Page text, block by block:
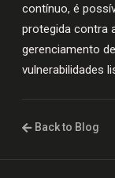
contínuo, é
protegida contra
gerenciamento
vulnerabilidades
Back to Blog